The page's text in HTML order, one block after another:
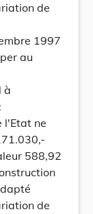
de
1997
au
à
l'Etat ne
588,92
de